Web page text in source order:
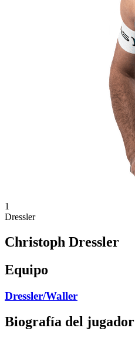
1
Dressler
Christoph Dressler
Equipo
Dressler/Waller
Biografía del jugador